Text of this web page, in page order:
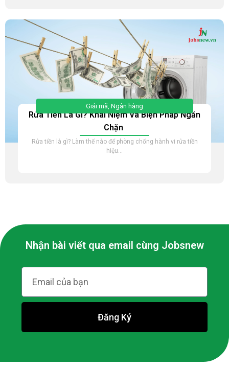
Giải mã, Ngân hàng
Rửa Tiền Là Gì? Khái Niệm Và Biện Pháp Ngăn
Chặn
Rửa tiền là gì? Làm thế nào để phòng chống hành vi rửa tiền
hiệu...
Nhận bài viết qua email cùng Jobsnew
Đăng Ký